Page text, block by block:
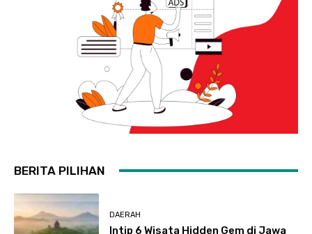
BERITA PILIHAN
DAERAH
Intip 6 Wisata Hidden Gem di Jawa